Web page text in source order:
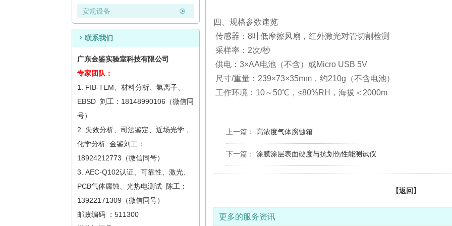
安规设备
联系我们
广东金鉴实验室科技有限公司
专家团队：
1. FIB-TEM、材料分析、氩离子、
EBSD 刘工：18148990106（微信同
号）
2. 失效分析、司法鉴定、近场光学 、
化学分析 金鉴刘工：
18924212773（微信同号）
3. AEC-Q102认证、可靠性、激光、
PCB气体腐蚀、光热电测试 陈工：
13922171309（微信同号）
邮政编码 ：511300
四、规格参数速览
传感器：8叶低摩擦风扇，红外激光对管切割检测
采样率：2次/秒
供电：3×AA电池（不含）或Micro USB 5V
尺寸/重量：239×73×35mm，约210g（不含电池）
工作环境：10～50℃，≤80%RH，海拔＜2000m
上一篇： 高浓度气体腐蚀箱
下一篇： 涂膜涂层表面硬度与抗划伤性能测试仪
【返回】
更多的服务资讯